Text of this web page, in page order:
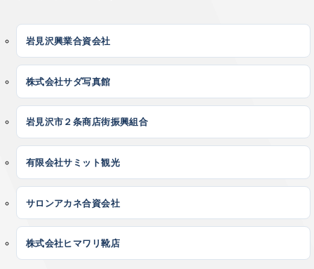
岩見沢興業合資会社
株式会社サダ写真館
岩見沢市２条商店街振興組合
有限会社サミット観光
サロンアカネ合資会社
株式会社ヒマワリ靴店